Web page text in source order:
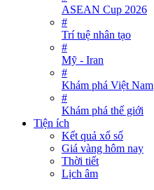
ASEAN Cup 2026
#
Trí tuệ nhân tạo
#
Mỹ - Iran
#
Khám phá Việt Nam
#
Khám phá thế giới
Tiện ích
Kết quả xổ số
Giá vàng hôm nay
Thời tiết
Lịch âm